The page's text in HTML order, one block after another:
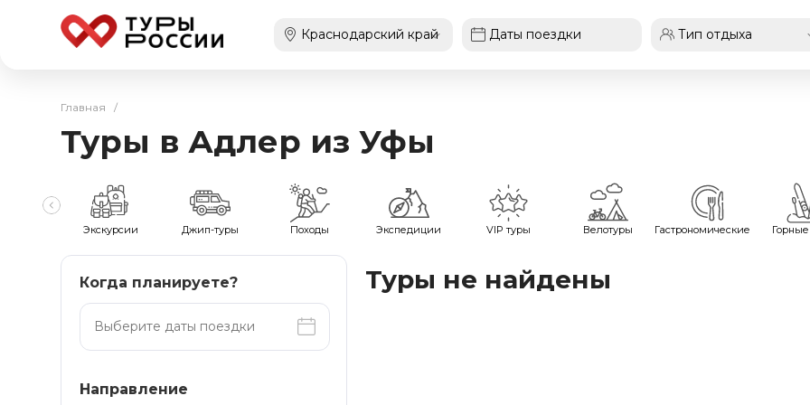
Главная /
Туры в Адлер из Уфы
Экскурсии Джип-туры Походы Экспедиции VIP туры Велотуры Гастрономические
Когда планируете?
Направление
Туры не найдены